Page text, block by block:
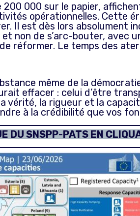
000 sur le papier,
opérationnelles. Cette
Il est dès lors absolument
non de s’arc-bouter, avec
réformer. Le temps des
même de la
effacer : celui d’être
vérité, la rigueur et la
à la crédibilité que vos
DU SNSPP-PATS EN